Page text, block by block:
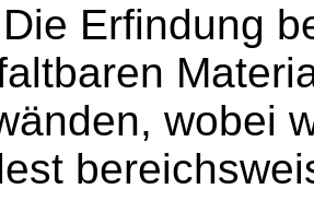
Die Erfindung
wobei